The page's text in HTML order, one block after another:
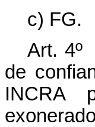
c) FG.
Art. 4º
de
INCRA